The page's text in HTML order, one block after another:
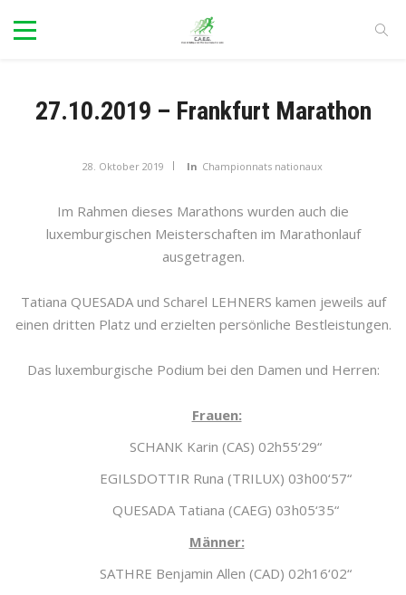
27.10.2019 – Frankfurt Marathon
28. Oktober 2019 In Championnats nationaux
Im Rahmen dieses Marathons wurden auch die
luxemburgischen Meisterschaften im Marathonlauf
ausgetragen.
Tatiana QUESADA und Scharel LEHNERS kamen jeweils auf
einen dritten Platz und erzielten persönliche Bestleistungen.
Das luxemburgische Podium bei den Damen und Herren:
Frauen:
SCHANK Karin (CAS) 02h55‘29“
EGILSDOTTIR Runa (TRILUX) 03h00‘57“
QUESADA Tatiana (CAEG) 03h05‘35“
Männer:
SATHRE Benjamin Allen (CAD) 02h16‘02“